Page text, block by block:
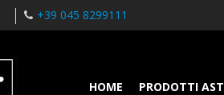
+39 045 8299111
HOME PRODOTTI AST